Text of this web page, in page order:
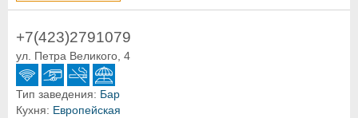
+7(423)2791079
ул. Петра Великого, 4
Тип заведения: Бар
Кухня: Европейская